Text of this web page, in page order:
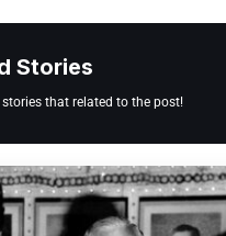
Stories
stories that related to the post!